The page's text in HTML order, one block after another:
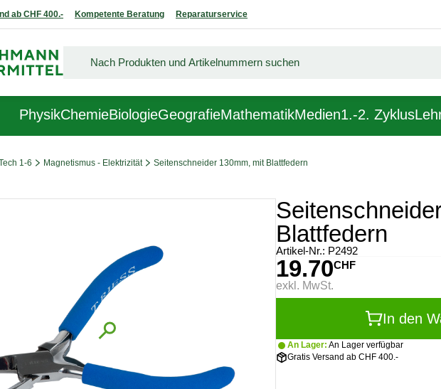
ab CHF 400.- Kompetente Beratung Reparaturservice
PhysikChemieBiologieGeografieMathematikMedien1.-2. Zyklus
1-6 Magnetismus - Elektrizität Seitenschneider 130mm, mit Blattfedern
Blattfedern
Artikel-Nr.: P2492
19.70CHF
exkl. MwSt.
In den
An Lager: An Lager verfügbar
Gratis Versand ab CHF 400.-